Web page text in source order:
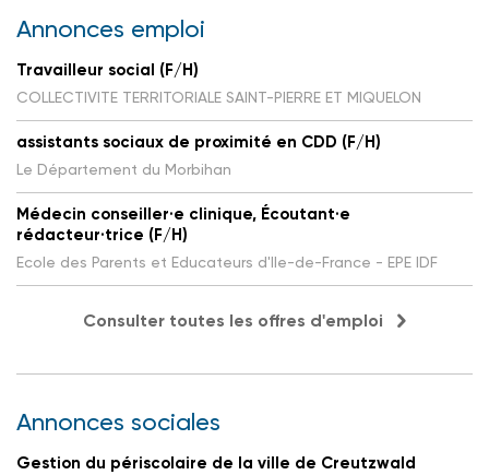
Annonces emploi
Travailleur social (F/H)
COLLECTIVITE TERRITORIALE SAINT-PIERRE ET MIQUELON
assistants sociaux de proximité en CDD (F/H)
Le Département du Morbihan
Médecin conseiller·e clinique, Écoutant·e
rédacteur·trice (F/H)
Ecole des Parents et Educateurs d'Ile-de-France - EPE IDF
Consulter toutes les offres d'emploi
Annonces sociales
Gestion du périscolaire de la ville de Creutzwald